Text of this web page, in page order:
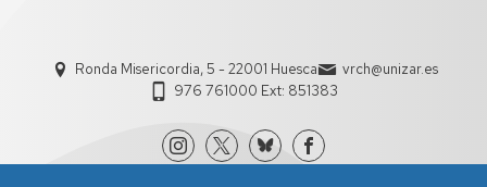
Ronda Misericordia, 5 - 22001 Huesca
vrch@unizar.es
976 761000 Ext: 851383